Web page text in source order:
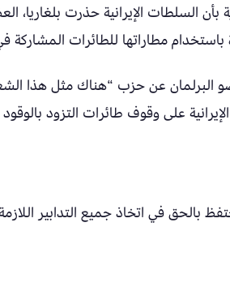
بأن السلطات الإيرانية حذرت
مطاراتها للطائرات
على وقوف طائرات التزود
بالحق في اتخاذ جميع التدابير